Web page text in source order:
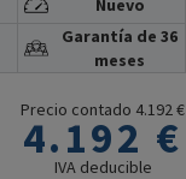
Nuevo
Garantía de 36
meses
Precio contado 4.192 €
4.192 €
IVA deducible